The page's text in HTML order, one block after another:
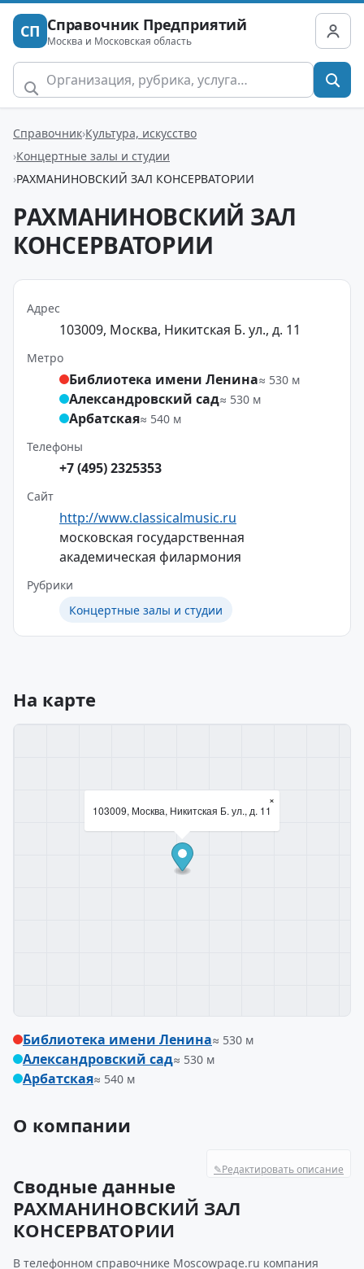
СП Справочник Предприятий
Москва и Московская область
Справочник Культура, искусство
Концертные залы и студии
РАХМАНИНОВСКИЙ ЗАЛ КОНСЕРВАТОРИИ
РАХМАНИНОВСКИЙ ЗАЛ
КОНСЕРВАТОРИИ
Адрес
103009, Москва, Никитская Б. ул., д. 11
Метро
Библиотека имени Ленина≈ 530 м
Александровский сад≈ 530 м
Арбатская≈ 540 м
Телефоны
+7 (495) 2325353
Сайт
http://www.classicalmusic.ru
московская государственная
академическая филармония
Рубрики
Концертные залы и студии
На карте
103009, Москва, Никитская Б. ул., д. 11
×
Библиотека имени Ленина≈ 530 м
Александровский сад≈ 530 м
Арбатская≈ 540 м
О компании
✎Редактировать описание
Сводные данные
РАХМАНИНОВСКИЙ ЗАЛ
КОНСЕРВАТОРИИ
В телефонном справочнике Moscowpage.ru компания